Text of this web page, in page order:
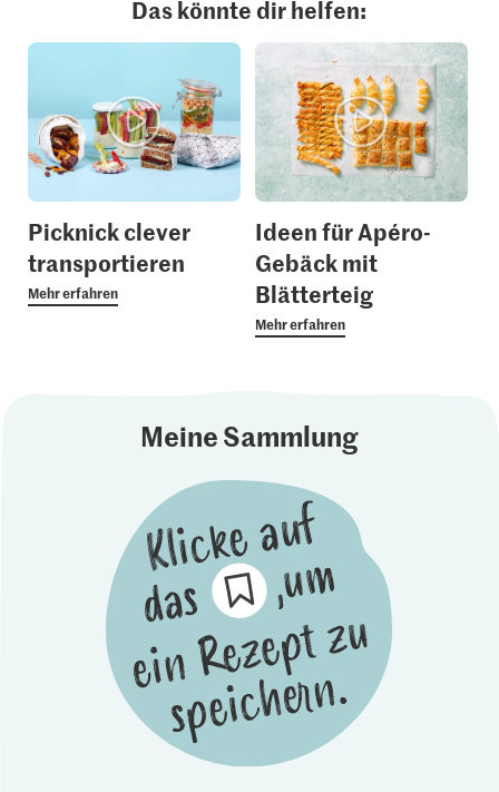
Das könnte dir helfen:
Picknick clever
transportieren
Mehr erfahren
Ideen für Apéro-
Gebäck mit
Blätterteig
Mehr erfahren
Meine Sammlung